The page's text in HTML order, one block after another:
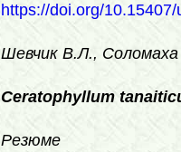
https://doi.org/
Шевчик В.Л.,
Сeratophyllum
Резюме